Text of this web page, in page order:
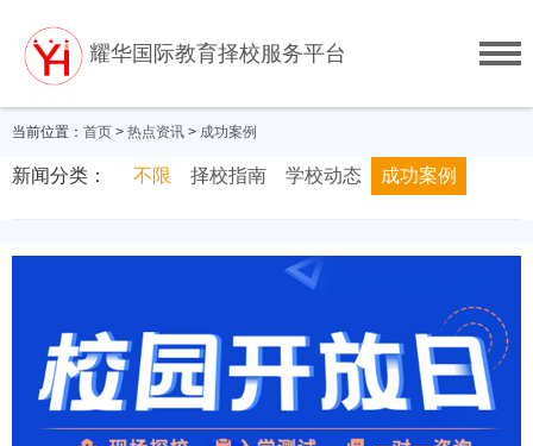
耀华国际教育择校服务平台
当前位置： 首页 > 热点资讯 > 成功案例
新闻分类： 不限 择校指南 学校动态 成功案例